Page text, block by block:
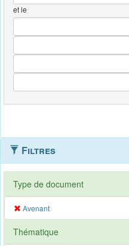
et le
Filtres
Type de document
Avenant
Thématique